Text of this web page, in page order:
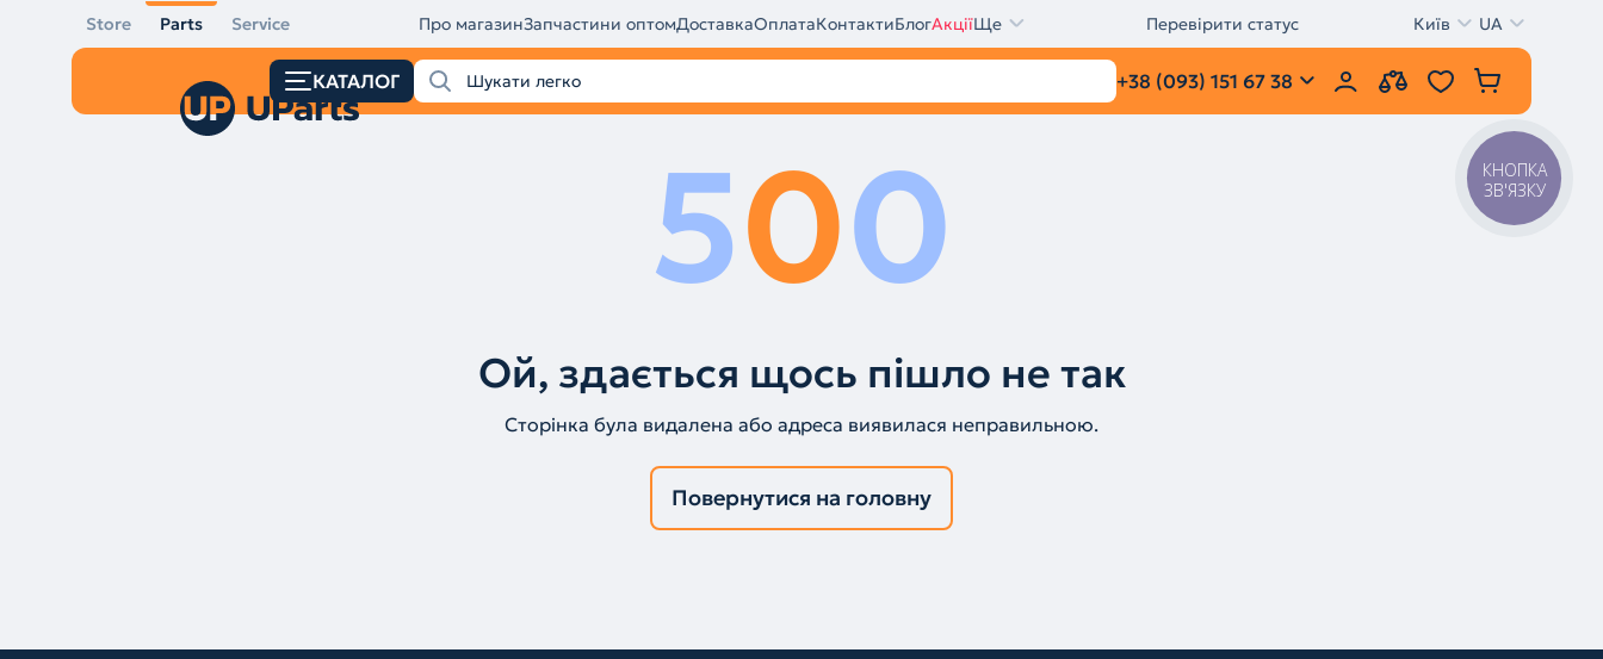
Store Parts Service Про магазинЗапчастини оптомДоставкаОплатаКонтактиБлогАкціїЩе Перевірити статус Київ UA
КАТАЛОГ +38 (093) 151 67 38
500
Ой, здається щось пішло не так
Сторінка була видалена або адреса виявилася неправильною.
Повернутися на головну
КНОПКА
ЗВ'ЯЗКУ